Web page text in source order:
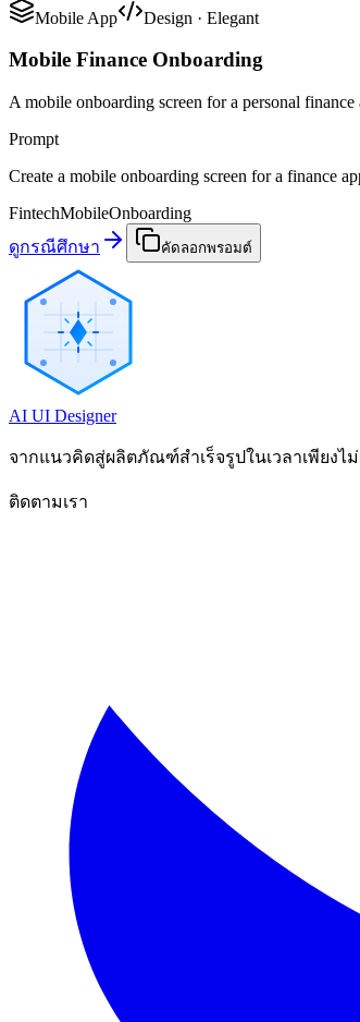
Mobile App Design · Elegant
Mobile Finance Onboarding
A mobile onboarding screen for a personal
Prompt
Create a mobile onboarding screen for a finance
FintechMobileOnboarding
ดูกรณีศึกษา
คัดลอกพรอมต์
AI UI Designer
จากแนวคิดสู่ผลิตภัณฑ์สำเร็จรูปในเวลาเพียงไ
ติดตามเรา